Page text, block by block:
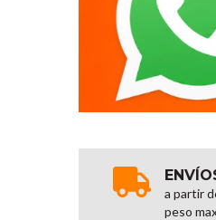
a partir
peso